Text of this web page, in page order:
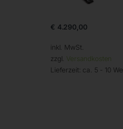
€ 4.290,00
inkl. MwSt.
zzgl. Versandkosten
Lieferzeit: ca. 5 - 10